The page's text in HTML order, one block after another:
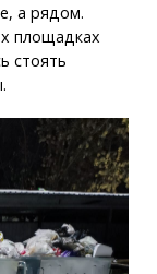
а рядом.
площадках
стоять